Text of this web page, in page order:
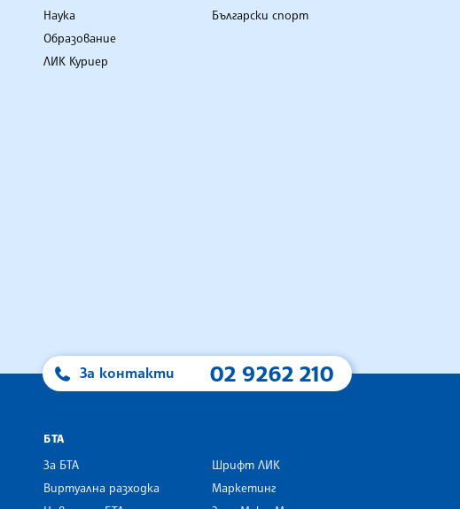
Наука
Образование
ЛИК Куриер
Български спорт
За контакти 02 9262 210
БТА
За БТА
Виртуална разходка
Шрифт ЛИК
Маркетинг